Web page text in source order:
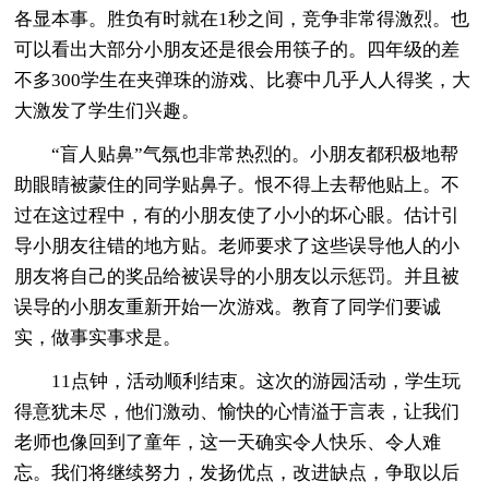
各显本事。胜负有时就在1秒之间，竞争非常得激烈。也
可以看出大部分小朋友还是很会用筷子的。四年级的差
不多300学生在夹弹珠的游戏、比赛中几乎人人得奖，大
大激发了学生们兴趣。
“盲人贴鼻”气氛也非常热烈的。小朋友都积极地帮
助眼睛被蒙住的同学贴鼻子。恨不得上去帮他贴上。不
过在这过程中，有的小朋友使了小小的坏心眼。估计引
导小朋友往错的地方贴。老师要求了这些误导他人的小
朋友将自己的奖品给被误导的小朋友以示惩罚。并且被
误导的小朋友重新开始一次游戏。教育了同学们要诚
实，做事实事求是。
11点钟，活动顺利结束。这次的游园活动，学生玩
得意犹未尽，他们激动、愉快的心情溢于言表，让我们
老师也像回到了童年，这一天确实令人快乐、令人难
忘。我们将继续努力，发扬优点，改进缺点，争取以后